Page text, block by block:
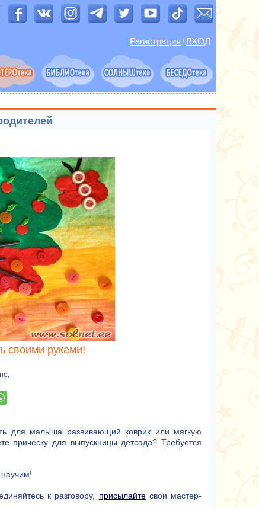
Регистрация / ВХОД
своими руками!
для малыша развивающий коврик или мягкую
причёску для выпускницы детсада? Требуется
к разговору, присылайтесвои мастер-